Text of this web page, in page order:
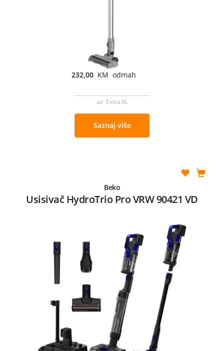
232,00 KM odmah
uz Extra XL
Saznaj više
Beko
Usisivač HydroTrio Pro VRW 90421 VD